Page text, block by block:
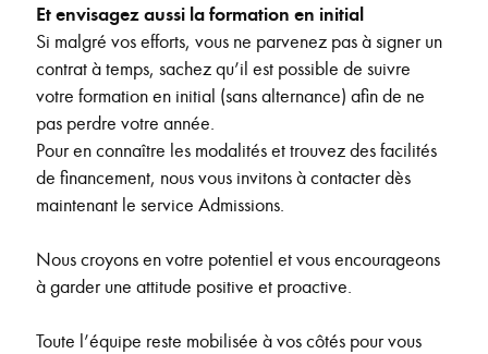
Et envisagez aussi la formation en initial
Si malgré vos efforts, vous ne parvenez pas à signer un
contrat à temps, sachez qu’il est possible de suivre
votre formation en initial (sans alternance) afin de ne
pas perdre votre année.
Pour en connaître les modalités et trouvez des facilités
de financement, nous vous invitons à contacter dès
maintenant le service Admissions.
Nous croyons en votre potentiel et vous encourageons
à garder une attitude positive et proactive.
Toute l’équipe reste mobilisée à vos côtés pour vous